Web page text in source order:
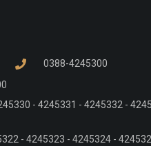
0388-4245300
- 4245331 - 4245332 -
- 4245323 - 4245324 -